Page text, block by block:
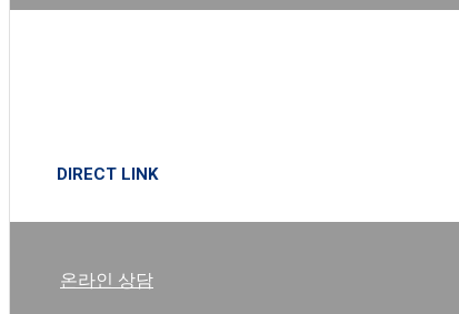
DIRECT LINK
온라인 상담